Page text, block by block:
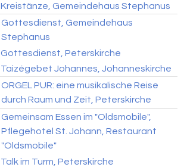
Kreistänze, Gemeindehaus Stephanus
Gottesdienst, Gemeindehaus
Stephanus
Gottesdienst, Peterskirche
Taizégebet Johannes, Johanneskirche
ORGEL PUR: eine musikalische Reise
durch Raum und Zeit, Peterskirche
Gemeinsam Essen im "Oldsmobile",
Pflegehotel St. Johann, Restaurant
"Oldsmobile"
Talk im Turm, Peterskirche